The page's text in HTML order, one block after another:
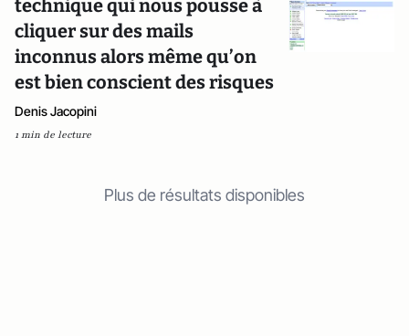
technique qui nous pousse à
cliquer sur des mails
inconnus alors même qu’on
est bien conscient des risques
Denis Jacopini
1 min de lecture
Plus de résultats disponibles